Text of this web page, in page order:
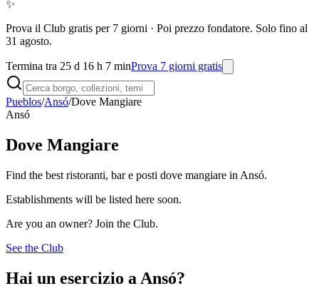
✨
Prova il Club gratis per 7 giorni · Poi prezzo fondatore. Solo fino al
31 agosto.
Termina tra 25 d 16 h 7 minProva 7 giorni gratis
Pueblos/Ansó/Dove Mangiare
Ansó
Dove Mangiare
Find the best ristoranti, bar e posti dove mangiare in Ansó.
Establishments will be listed here soon.
Are you an owner? Join the Club.
See the Club
Hai un esercizio a Ansó?